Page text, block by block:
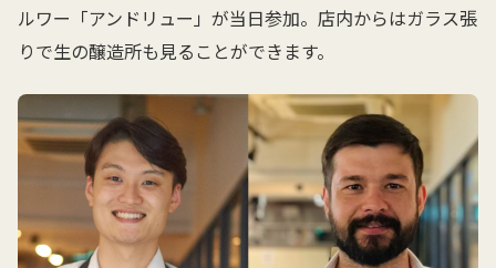
ルワー「アンドリュー」が当日参加。店内からはガラス張
りで生の醸造所も見ることができます。